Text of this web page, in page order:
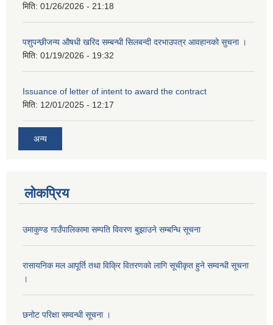
मिति: 01/26/2026 - 21:18
पशुपन्छीजन्य औषधी खरिद सम्बन्धी सिलबन्दी दरभाउपत्र आवहानको सुचना ।
मिति: 01/19/2026 - 19:32
Issuance of letter of intent to award the contract
मिति: 12/01/2025 - 12:17
अन्य
लोकप्रिय
उमाकुण्ड गाउँपालिकामा सम्पति विवरण बुझाउने सम्बन्धि सूचना
रासायनिक मल आपूर्ति तथा विक्रि वितरणको लागि सूचीकृत हुने सम्वन्धी सूचना
।
छनोट परिक्षा सम्वन्धी सूचना ।